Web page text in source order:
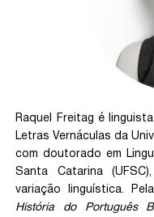
Raquel Freitag é
Letras Vernáculas da
com doutorado em
Santa Catarina
variação linguística.
História do Português